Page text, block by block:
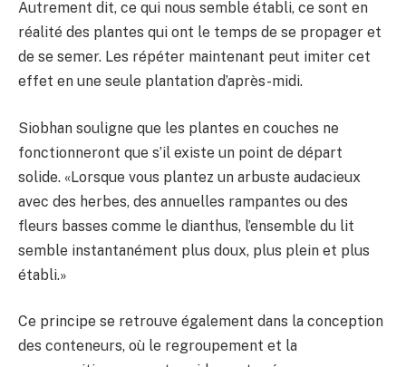
Autrement dit, ce qui nous semble établi, ce sont en
réalité des plantes qui ont le temps de se propager et
de se semer. Les répéter maintenant peut imiter cet
effet en une seule plantation d’après-midi.
Siobhan souligne que les plantes en couches ne
fonctionneront que s’il existe un point de départ
solide. «Lorsque vous plantez un arbuste audacieux
avec des herbes, des annuelles rampantes ou des
fleurs basses comme le dianthus, l’ensemble du lit
semble instantanément plus doux, plus plein et plus
établi.»
Ce principe se retrouve également dans la conception
des conteneurs, où le regroupement et la